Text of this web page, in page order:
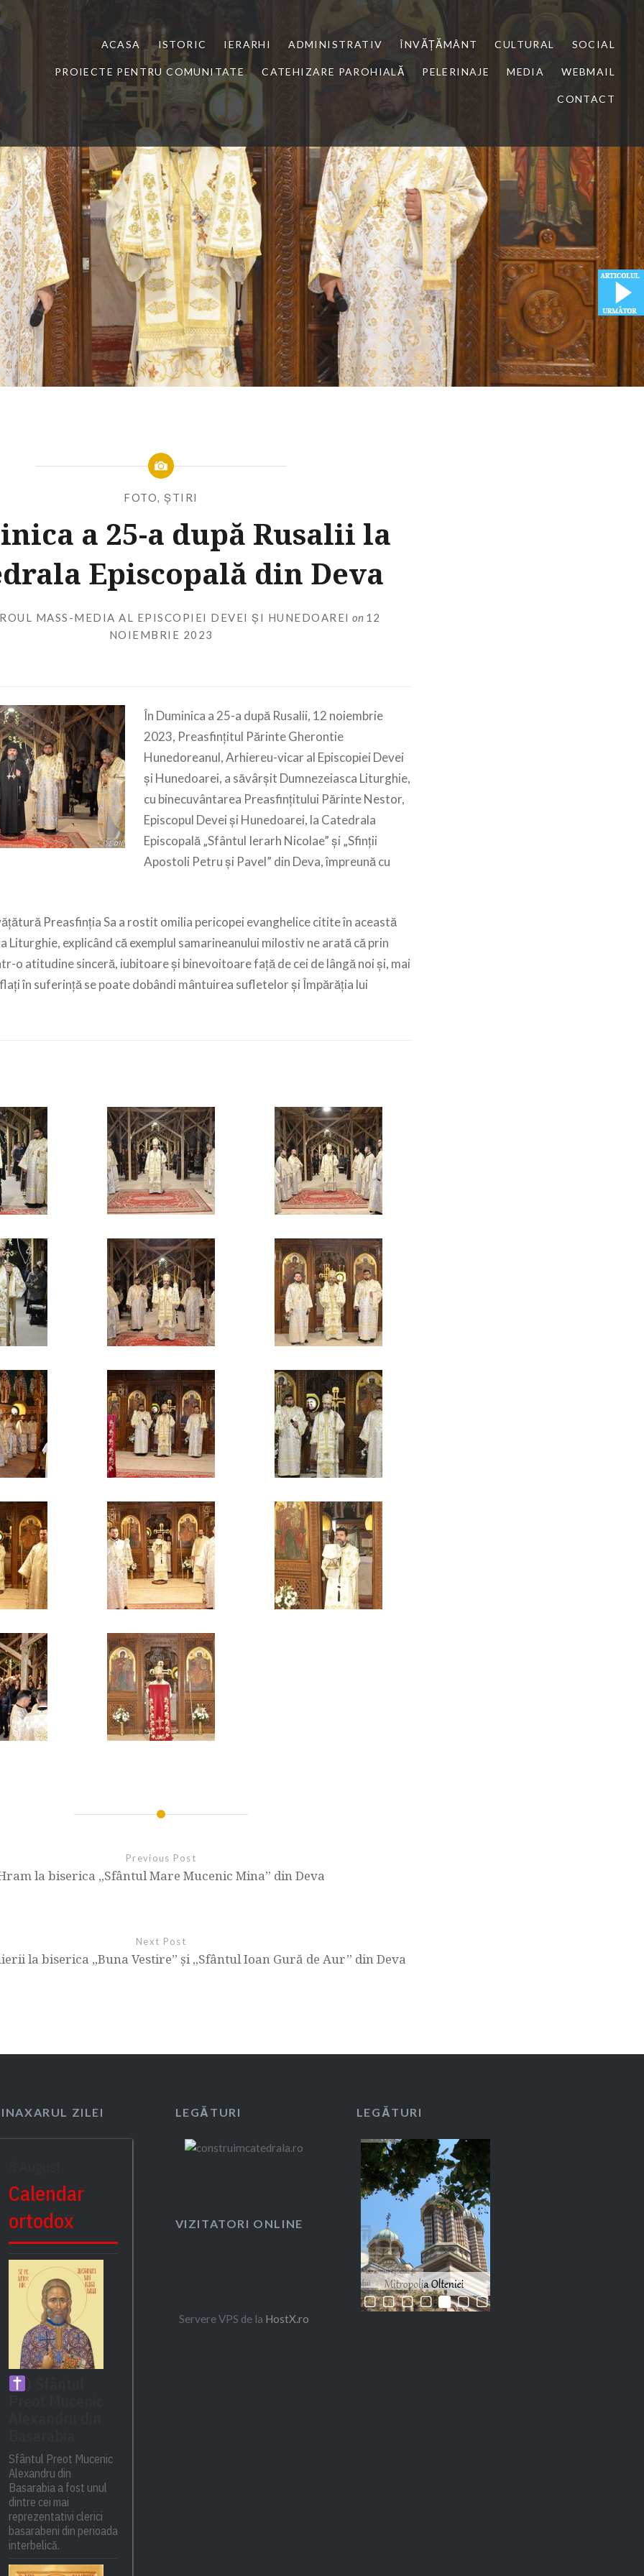
ACASA ISTORIC IERARHI ADMINISTRATIV ÎNVĂȚĂMÂNT CULTURAL SOCIAL
PROIECTE PENTRU COMUNITATE CATEHIZARE PAROHIALĂ PELERINAJE MEDIA WEBMAIL
CONTACT
FOTO ,ȘTIRI
a 25-a după Rusalii la
Episcopală din Deva
MASS-MEDIA AL EPISCOPIEI DEVEI ȘI HUNEDOAREI on 12
NOIEMBRIE 2023
În Duminica a 25-a după Rusalii, 12 noiembrie
2023, Preasfințitul Părinte Gherontie
Hunedoreanul, Arhiereu-vicar al Episcopiei Devei
și Hunedoarei, a săvârșit Dumnezeiasca Liturghie,
cu binecuvântarea Preasfințitului Părinte Nestor,
Episcopul Devei și Hunedoarei, la Catedrala
Episcopală „Sfântul Ierarh Nicolae” și „Sfinții
Apostoli Petru și Pavel” din Deva, împreună cu
Preasfinția Sa a rostit omilia pericopei evanghelice citite în această
Liturghie, explicând că exemplul samarineanului milostiv ne arată că prin
o atitudine sinceră, iubitoare și binevoitoare față de cei de lângă noi și, mai
în suferință se poate dobândi mântuirea sufletelor și Împărăția lui
Previous Post
la biserica „Sfântul Mare Mucenic Mina” din Deva
Next Post
la biserica „Buna Vestire” și „Sfântul Ioan Gură de Aur” din Deva
ZILEI
Calendar
ortodox
Sfântul Preot Mucenic
Alexandru din
Basarabia a fost unul
dintre cei mai
reprezentativi clerici
basarabeni din perioada
interbelică.
LEGĂTURI LEGĂTURI
VIZITATORI ONLINE
Servere VPS de la HostX.ro